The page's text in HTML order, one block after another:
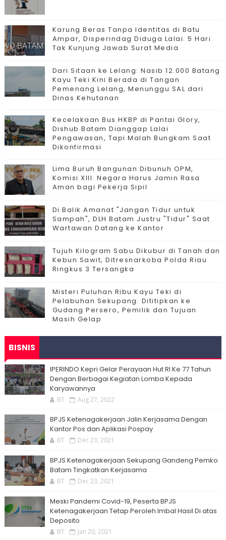
Karung Beras Tanpa Identitas di Batu
Ampar, Disperindag Diduga Lalai: 5 Hari
Tak Kunjung Jawab Surat Media
Dari Sitaan ke Lelang: Nasib 12.000 Batang
Kayu Teki Kini Berada di Tangan
Pemenang Lelang, Menunggu SAL dari
Dinas Kehutanan
Kecelakaan Bus HKBP di Pantai Glory,
Dishub Batam Dianggap Lalai
Pengawasan, Tapi Malah Bungkam Saat
Dikonfirmasi
Lima Buruh Bangunan Dibunuh OPM,
Komisi XIII: Negara Harus Jamin Rasa
Aman bagi Pekerja Sipil
Di Balik Amanat "Jangan Tidur untuk
Sampah", DLH Batam Justru "Tidur" Saat
Wartawan Datang ke Kantor
Tujuh Kilogram Sabu Dikubur di Tanah dan
Kebun Sawit, Ditresnarkoba Polda Riau
Ringkus 3 Tersangka
Misteri Puluhan Ribu Kayu Teki di
Pelabuhan Sekupang: Dititipkan ke
Gudang Persero, Pemilik dan Tujuan
Masih Gelap
BISNIS
IPERINDO Kepri Gelar Perayaan Hut RI Ke 77 Tahun
Dengan Berbagai Kegiatan Lomba Kepada
Karyawannya
BT Aug 27, 2022
BPJS Ketenagakerjaan Jalin Kerjasama Dengan
Kantor Pos dan Aplikasi Pospay
BT Dec 23, 2021
BPJS Ketenagakerjaan Sekupang Gandeng Pemko
Batam Tingkatkan Kerjasama
BT Dec 23, 2021
Meski Pandemi Covid-19, Peserta BPJS
Ketenagakerjaan Tetap Peroleh Imbal Hasil Di atas
Deposito
BT Jan 20, 2021